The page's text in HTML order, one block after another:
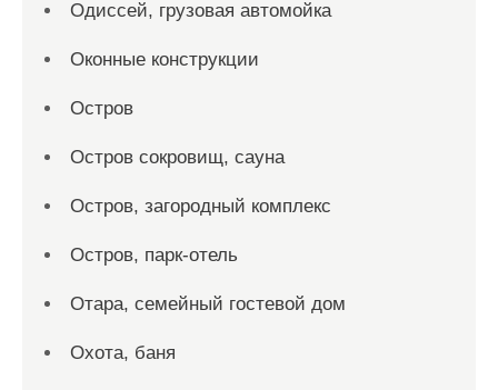
Одиссей, грузовая автомойка
Оконные конструкции
Остров
Остров сокровищ, сауна
Остров, загородный комплекс
Остров, парк-отель
Отара, семейный гостевой дом
Охота, баня